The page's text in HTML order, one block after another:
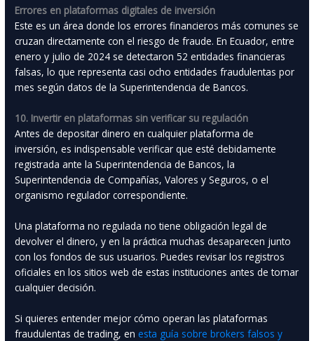
Errores en plataformas digitales de inversión
Este es un área donde los errores financieros más comunes se
cruzan directamente con el riesgo de fraude. En Ecuador, entre
enero y julio de 2024 se detectaron 52 entidades financieras
falsas, lo que representa casi ocho entidades fraudulentas por
mes según datos de la Superintendencia de Bancos.
10. Invertir en plataformas sin verificar su regulación
Antes de depositar dinero en cualquier plataforma de
inversión, es indispensable verificar que esté debidamente
registrada ante la Superintendencia de Bancos, la
Superintendencia de Compañías, Valores y Seguros, o el
organismo regulador correspondiente.
Una plataforma no regulada no tiene obligación legal de
devolver el dinero, y en la práctica muchas desaparecen junto
con los fondos de sus usuarios. Puedes revisar los registros
oficiales en los sitios web de estas instituciones antes de tomar
cualquier decisión.
Si quieres entender mejor cómo operan las plataformas
fraudulentas de trading, enesta guía sobre brokers falsos y